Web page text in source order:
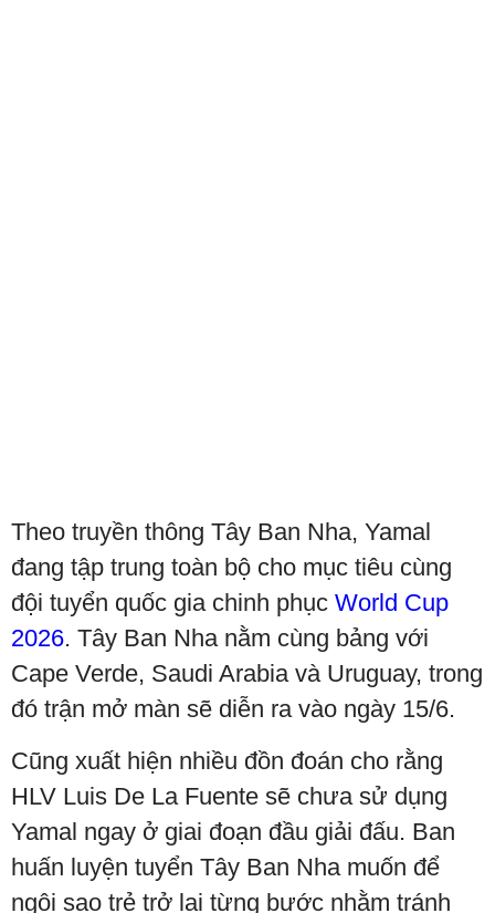
Theo truyền thông Tây Ban Nha, Yamal
đang tập trung toàn bộ cho mục tiêu cùng
đội tuyển quốc gia chinh phục World Cup
2026. Tây Ban Nha nằm cùng bảng với
Cape Verde, Saudi Arabia và Uruguay, trong
đó trận mở màn sẽ diễn ra vào ngày 15/6.
Cũng xuất hiện nhiều đồn đoán cho rằng
HLV Luis De La Fuente sẽ chưa sử dụng
Yamal ngay ở giai đoạn đầu giải đấu. Ban
huấn luyện tuyển Tây Ban Nha muốn để
ngôi sao trẻ trở lại từng bước nhằm tránh